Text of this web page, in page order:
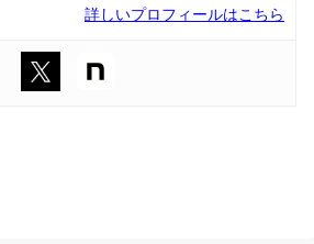
詳しいプロフィールはこちら